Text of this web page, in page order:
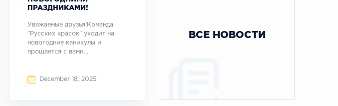
ПРАЗДНИКАМИ!
Уважаемые друзья!Команда
"Русских красок" уходит на
новогодние каникулы и
прощается с вами...
December 18, 2025
ВСЕ НОВОСТИ